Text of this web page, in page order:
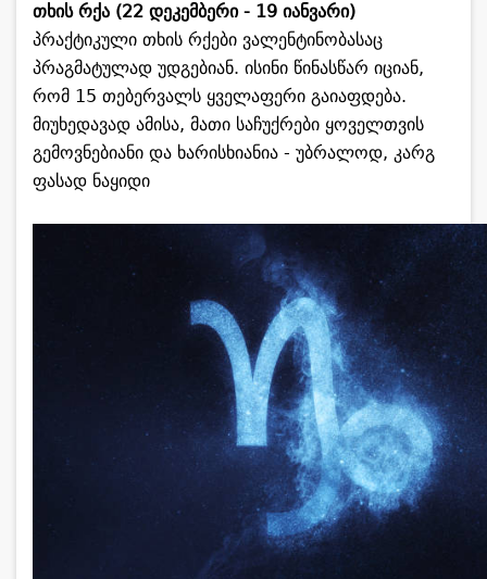
თხის რქა (22 დეკემბერი - 19 იანვარი)
პრაქტიკული თხის რქები ვალენტინობასაც
პრაგმატულად უდგებიან. ისინი წინასწარ იციან,
რომ 15 თებერვალს ყველაფერი გაიაფდება.
მიუხედავად ამისა, მათი საჩუქრები ყოველთვის
გემოვნებიანი და ხარისხიანია - უბრალოდ, კარგ
ფასად ნაყიდი